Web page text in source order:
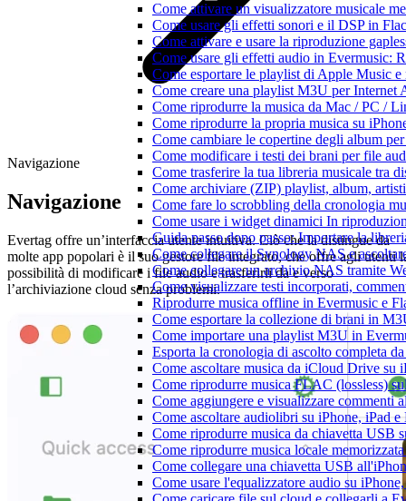
Come attivare un visualizzatore musicale
Come usare gli effetti sonori e il DSP in
Come attivare e usare la riproduzione
Come usare gli effetti audio in Evermusic:
Come esportare le playlist di Apple Music
Come creare una playlist M3U per
Come riprodurre la musica da Mac / PC /
Come riprodurre la propria musica su
Come cambiare le copertine degli album
Come modificare i testi dei brani per file
Come trasferire la tua libreria musicale tra
Come archiviare (ZIP) playlist, album,
Come fare lo scrobbling della cronologia
Come usare i widget dinamici In
Guida passo dopo passo: Importare la
Come collegare il Synology NAS e
Come collegare un archivio NAS tramite
Come visualizzare testi incorporati,
Riprodurre musica offline in Evermusic e
Come esportare la collezione di brani in
Come importare una playlist M3U in
Esporta la cronologia di ascolto completa
Come ascoltare musica da iCloud Drive su
Come riprodurre musica FLAC (lossless)
Come aggiungere e visualizzare commenti
Come ascoltare audiolibri su iPhone, iPad
Come riprodurre musica da chiavetta USB
Come riprodurre musica locale
Come collegare una chiavetta USB
Come usare l'equalizzatore audio su
Navigazione
Navigazione
Evertag offre un’interfaccia utente intuitiva. Ciò che la distingue da
molte app popolari è il suo gestore file integrato, che offre agli utenti
possibilità di modificare i file audio e trasferirli da e verso
l’archiviazione cloud senza problemi.